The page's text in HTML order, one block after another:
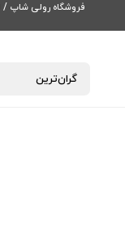
فروشگاه رولی شاپ/